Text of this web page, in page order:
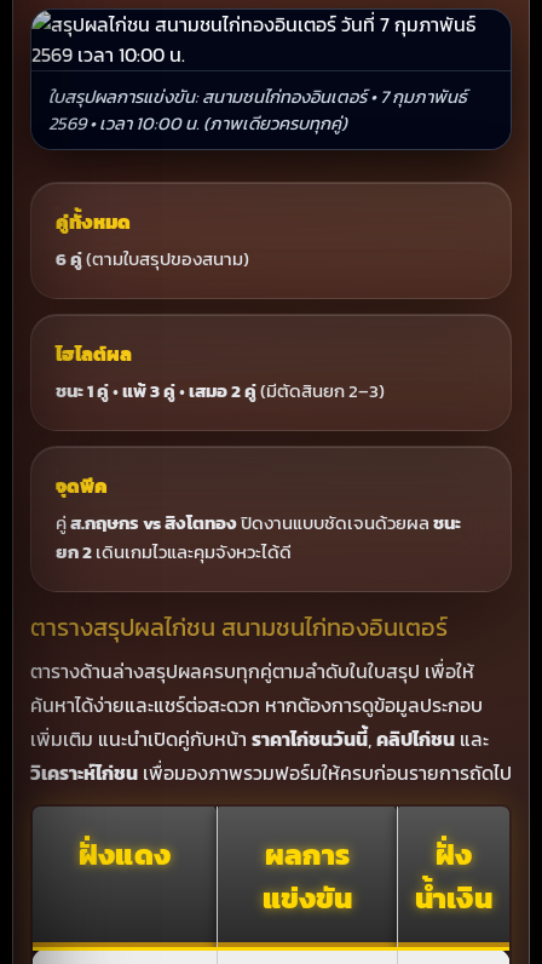
ใบสรุปผลการแข่งขัน: สนามชนไก่ทองอินเตอร์ • 7 กุมภาพันธ์
2569 • เวลา 10:00 น. (ภาพเดียวครบทุกคู่)
คู่ทั้งหมด
6 คู่(ตามใบสรุปของสนาม)
ไฮไลต์ผล
ชนะ 1 คู่•แพ้ 3 คู่•เสมอ 2 คู่(มีตัดสินยก 2–3)
จุดพีค
คู่ส.กฤษกร vs สิงโตทองปิดงานแบบชัดเจนด้วยผลชนะ
ยก 2เดินเกมไวและคุมจังหวะได้ดี
ตารางสรุปผลไก่ชน สนามชนไก่ทองอินเตอร์
ตารางด้านล่างสรุปผลครบทุกคู่ตามลำดับในใบสรุป เพื่อให้
ค้นหาได้ง่ายและแชร์ต่อสะดวก หากต้องการดูข้อมูลประกอบ
เพิ่มเติม แนะนำเปิดคู่กับหน้า ราคาไก่ชนวันนี้,คลิปไก่ชน และ
วิเคราะห์ไก่ชน เพื่อมองภาพรวมฟอร์มให้ครบก่อนรายการถัดไป
ฝั่งแดง
ผลการ
แข่งขัน
ฝั่ง
น้ำเงิน